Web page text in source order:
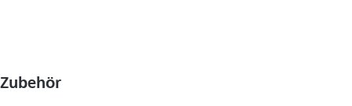
Zubehör